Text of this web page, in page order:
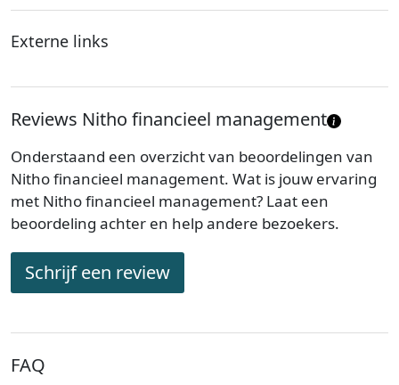
Externe links
Reviews Nitho financieel management
Onderstaand een overzicht van beoordelingen van
Nitho financieel management. Wat is jouw ervaring
met Nitho financieel management? Laat een
beoordeling achter en help andere bezoekers.
Schrijf een review
FAQ